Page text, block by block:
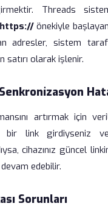
Threads
https://önekiyle
adresler, sistem
satırı olarak işlenir.
artırmak için
bir link girdiyseniz
cihazınız güncel
edebilir.
Sorunları